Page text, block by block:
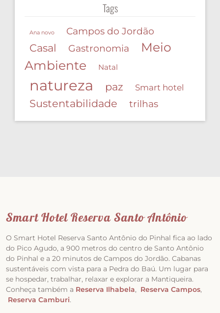
Tags
Ana novo Campos do Jordão
Casal Gastronomia
Meio
Ambiente
Natal
natureza paz Smart hotel
Sustentabilidade trilhas
Smart Hotel Reserva Santo Antônio
O Smart Hotel Reserva Santo Antônio do Pinhal fica ao lado
do Pico Agudo, a 900 metros do centro de Santo Antônio
do Pinhal e a 20 minutos de Campos do Jordão. Cabanas
sustentáveis com vista para a Pedra do Baú. Um lugar para
se hospedar, trabalhar, relaxar e explorar a Mantiqueira.
Conheça também a Reserva Ilhabela, Reserva Campos,
Reserva Camburi.